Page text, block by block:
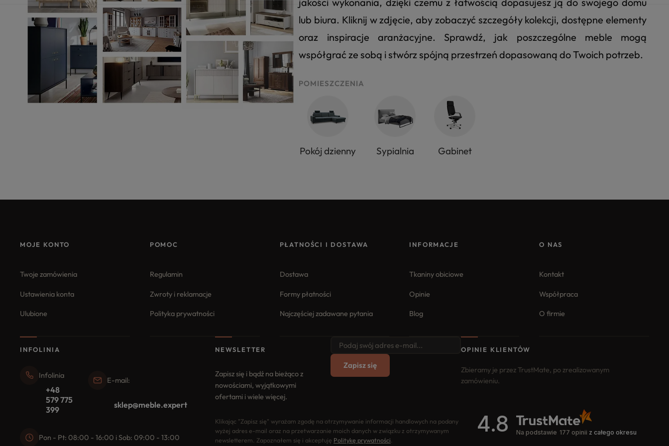
lub biura. Kliknij w zdjęcie, aby zobaczyć szczegóły kolekcji, dostępne elementy
oraz inspiracje aranżacyjne. Sprawdź, jak poszczególne meble mogą
współgrać ze sobą i stwórz spójną przestrzeń dopasowaną do Twoich potrzeb.
POMIESZCZENIA
Pokój dzienny Sypialnia Gabinet
MOJE KONTO
Twoje zamówienia
Ustawienia konta
Ulubione
POMOC
Regulamin
Zwroty i reklamacje
Polityka prywatności
PŁATNOŚCI I DOSTAWA
Dostawa
Formy płatności
Najczęściej zadawane pytania
INFORMACJE
Tkaniny obiciowe
Opinie
Blog
O NAS
Kontakt
Współpraca
O firmie
INFOLINIA
Infolinia
+48
579 775
399
Pon - Pt: 08:00 - 16:00 i Sob: 09:00 - 13:00
E-mail:
sklep@meble.expert
NEWSLETTER
Zapisz się i bądź na bieżąco z
nowościami, wyjątkowymi
ofertami i wiele więcej.
Zapisz się
Klikając "Zapisz się" wyrażam zgodę na otrzymywanie informacji handlowych na podany
wyżej adres e-mail oraz na przetwarzanie moich danych w związku z otrzymywanym
newsletterem. Zapoznałem się i akceptuję Politykę prywatności
OPINIE KLIENTÓW
Zbieramy je przez TrustMate, po zrealizowanym
zamówieniu.
4.8 Na podstawie 177 opinii z całego okresu